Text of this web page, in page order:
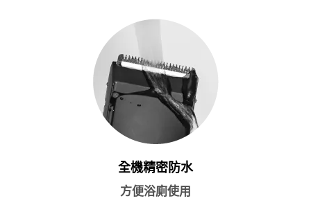
全機精密防水
方便浴廁使用